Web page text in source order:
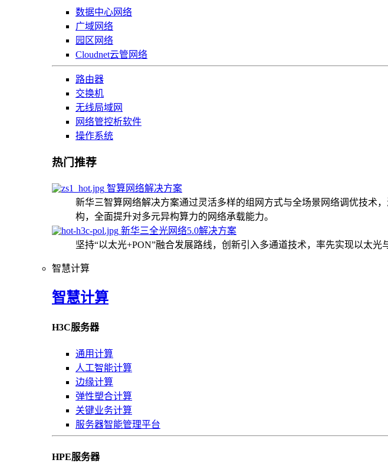
数据中心网络
广域网络
园区网络
Cloudnet云管网络
路由器
交换机
无线局域网
网络管控析软件
操作系统
热门推荐
智算网络解决方案
新华三智算网络解决方案通过灵活多样的组网方式与全场景网络调优技术
构，全面提升对多元异构算力的网络承载能力。
新华三全光网络5.0解决方案
坚持“以太光+PON”融合发展路线，创新引入多通道技术，率先实现以太光
智慧计算
智慧计算
H3C服务器
通用计算
人工智能计算
边缘计算
弹性塑合计算
关键业务计算
服务器智能管理平台
HPE服务器